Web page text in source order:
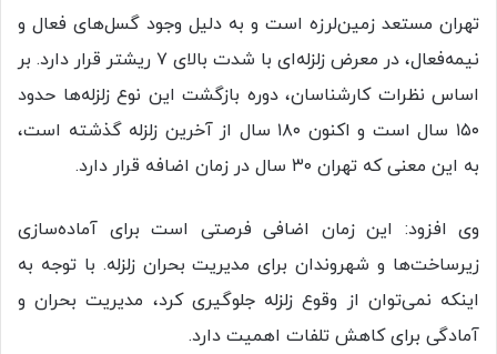
تهران مستعد زمین‌لرزه است و به دلیل وجود گسل‌های فعال و
نیمه‌فعال، در معرض زلزله‌ای با شدت بالای ۷ ریشتر قرار دارد. بر
اساس نظرات کارشناسان، دوره بازگشت این نوع زلزله‌ها حدود
۱۵۰ سال است و اکنون ۱۸۰ سال از آخرین زلزله گذشته است،
به این معنی که تهران ۳۰ سال در زمان اضافه قرار دارد.
وی افزود: این زمان اضافی فرصتی است برای آماده‌سازی
زیرساخت‌ها و شهروندان برای مدیریت بحران زلزله. با توجه به
اینکه نمی‌توان از وقوع زلزله جلوگیری کرد، مدیریت بحران و
آمادگی برای کاهش تلفات اهمیت دارد.